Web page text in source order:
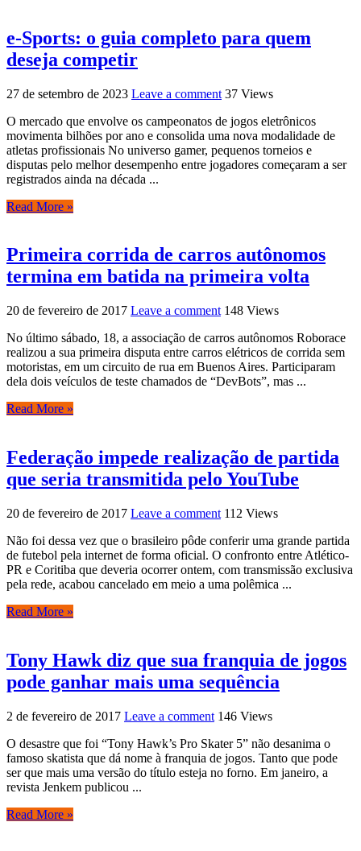
e-Sports: o guia completo para quem
deseja competir
27 de setembro de 2023 Leave a comment 37 Views
O mercado que envolve os campeonatos de jogos eletrônicos
movimenta bilhões por ano e consolida uma nova modalidade de
atletas profissionais No universo gamer, pequenos torneios e
disputas pelo melhor desempenho entre jogadores começaram a ser
registrados ainda na década ...
Read More »
Primeira corrida de carros autônomos
termina em batida na primeira volta
20 de fevereiro de 2017 Leave a comment 148 Views
No último sábado, 18, a associação de carros autônomos Roborace
realizou a sua primeira disputa entre carros elétricos de corrida sem
motoristas, em um circuito de rua em Buenos Aires. Participaram
dela dois veículos de teste chamados de “DevBots”, mas ...
Read More »
Federação impede realização de partida
que seria transmitida pelo YouTube
20 de fevereiro de 2017 Leave a comment 112 Views
Não foi dessa vez que o brasileiro pôde conferir uma grande partida
de futebol pela internet de forma oficial. O confronto entre Atlético-
PR e Coritiba que deveria ocorrer ontem, com transmissão exclusiva
pela rede, acabou cancelado em meio a uma polêmica ...
Read More »
Tony Hawk diz que sua franquia de jogos
pode ganhar mais uma sequência
2 de fevereiro de 2017 Leave a comment 146 Views
O desastre que foi “Tony Hawk’s Pro Skater 5” não desanima o
famoso skatista que dá nome à franquia de jogos. Tanto que pode
ser que mais uma versão do título esteja no forno. Em janeiro, a
revista Jenkem publicou ...
Read More »